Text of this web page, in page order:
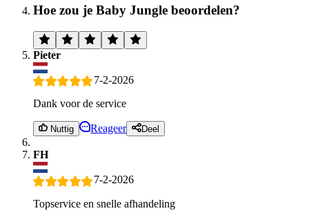
Hoe zou je Baby Jungle beoordelen?
Pieter
7-2-2026
Dank voor de service
Nuttig Reageer Deel
FH
7-2-2026
Topservice en snelle afhandeling